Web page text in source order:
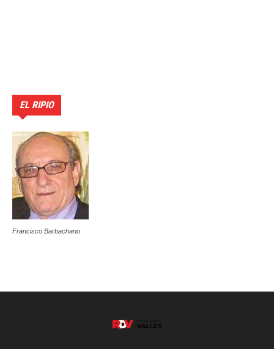
EL RIPIO
Francisco Barbachano